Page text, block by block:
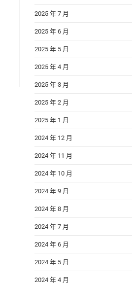
2025 年 7 月
2025 年 6 月
2025 年 5 月
2025 年 4 月
2025 年 3 月
2025 年 2 月
2025 年 1 月
2024 年 12 月
2024 年 11 月
2024 年 10 月
2024 年 9 月
2024 年 8 月
2024 年 7 月
2024 年 6 月
2024 年 5 月
2024 年 4 月